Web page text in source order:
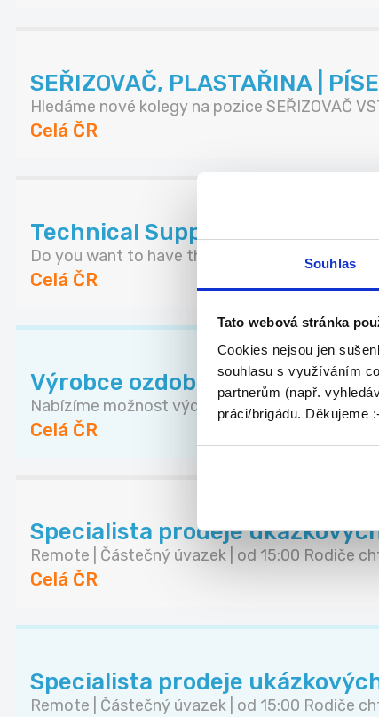
Souhlas
Tato webová stránka
Cookies nejsou jen
souhlasu s využíváním
partnerům (např.
práci/brigádu. Děkujeme
SEŘIZOVAČ, PLASTAŘINA |
Hledáme nové kolegy na pozice SEŘIZOVAČ
Celá ČR
Technical Support &
Do you want to have the flexibility to work
Celá ČR
Výrobce ozdobných předmětů
Nabízíme možnost výdělkové činnosti výrobou
Celá ČR
Specialista prodeje
Remote | Částečný úvazek | od 15:00 Rodiče
Celá ČR
Specialista prodeje
Remote | Částečný úvazek | od 15:00 Rodiče